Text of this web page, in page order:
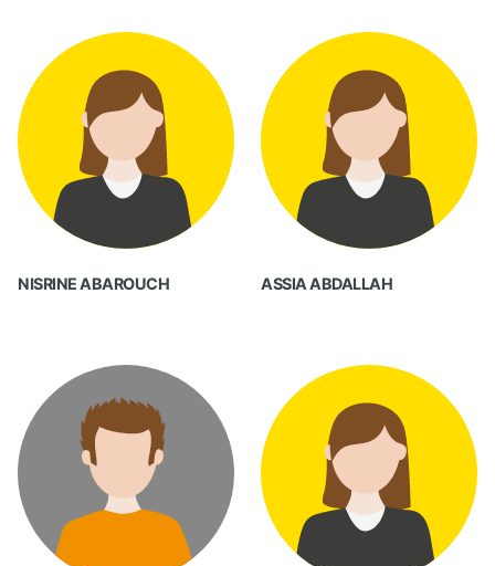
NISRINE ABAROUCH ASSIA ABDALLAH